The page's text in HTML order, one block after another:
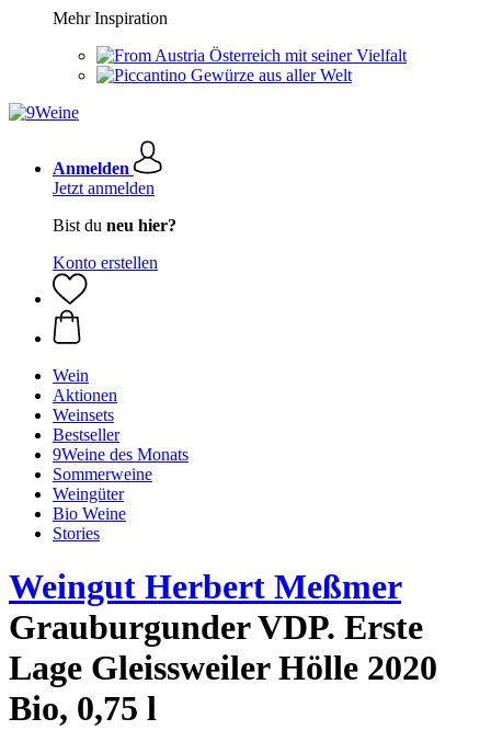
Mehr Inspiration
Österreich mit seiner Vielfalt
Gewürze aus aller Welt
Anmelden
Jetzt anmelden
Bist du neu hier?
Konto erstellen
Wein
Aktionen
Weinsets
Bestseller
9Weine des Monats
Sommerweine
Weingüter
Bio Weine
Stories
Weingut Herbert Meßmer
Grauburgunder VDP. Erste
Lage Gleissweiler Hölle 2020
Bio, 0,75 l